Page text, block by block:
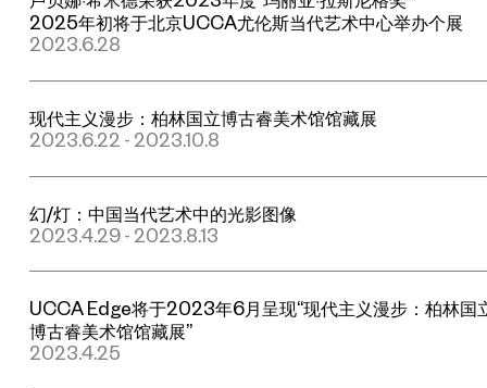
2025年初将于北京UCCA尤伦斯当代艺术中心举办个展
2023.6.28
现代主义漫步：柏林国立博古睿美术馆馆藏展
2023.6.22 - 2023.10.8
幻/灯：中国当代艺术中的光影图像
2023.4.29 - 2023.8.13
UCCA Edge将于2023年6月呈现“现代主义漫步：柏林国
博古睿美术馆馆藏展”
2023.4.25